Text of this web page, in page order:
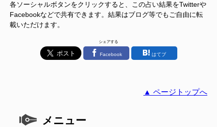
各ソーシャルボタンをクリックすると、この占い結果をTwitterや
Facebookなどで共有できます。結果はブログ等でもご自由に転
載いただけます。
シェアする
Facebook はてブ
▲ ページトップへ
メニュー